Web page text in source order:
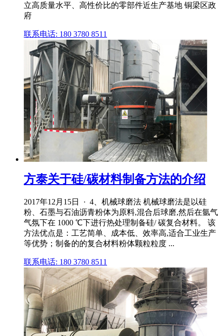
立高质量水平、高性价比的零部件近生产基地 铜梁区政
府
联系电话: 180 3780 8511
方泰关于硅/碳材料制备方法的介绍
2017年12月15日 · 4、机械球磨法 机械球磨法是以硅
粉、石墨与石油沥青粉体为原料,混合后球磨,然后在氩气
气氛下在 1000 ℃下进行热处理制备硅/ 碳复合材料。 该
方法优点是：工艺简单、成本低、效率高,适合工业生产
等优势；制备的的复合材料粉体颗粒粒度 ...
联系电话: 180 3780 8511